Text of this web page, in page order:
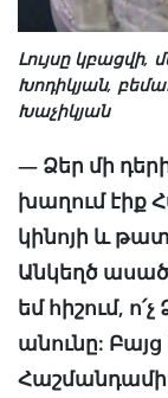
Լույսը կբացվի,
Խոդիկյան,
Խաչիկյան
— Ձեր մի
խաղում էիք
կինոյի և
Անկեղծ
եմ հիշում,
անունը:
Հաշմանդամի